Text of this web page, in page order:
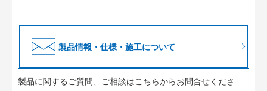
製品情報・仕様・施工について
製品に関するご質問、ご相談はこちらからお問合せくださ